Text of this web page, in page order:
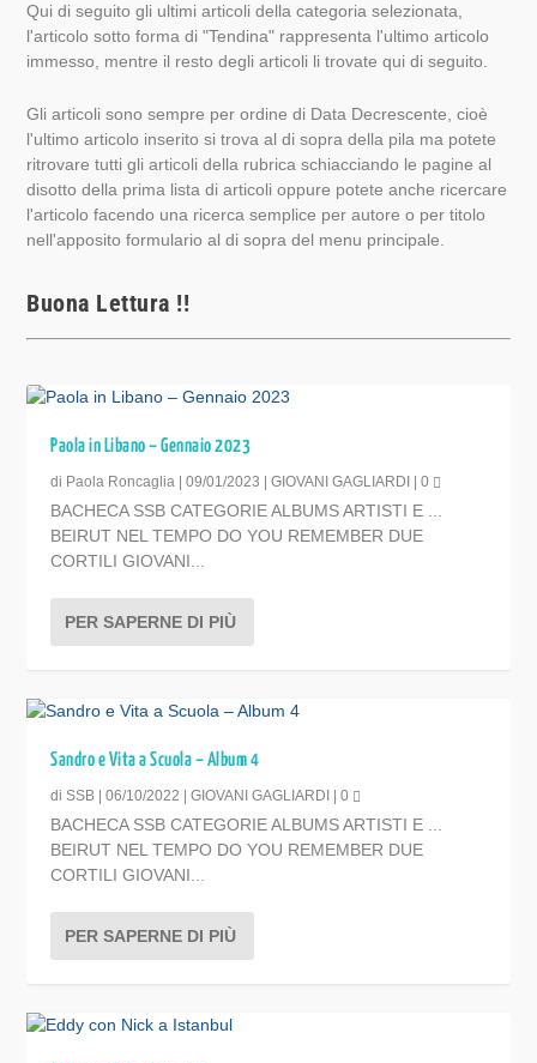
Qui di seguito gli ultimi articoli della categoria selezionata,
l'articolo sotto forma di "Tendina" rappresenta l'ultimo articolo
immesso, mentre il resto degli articoli li trovate qui di seguito.
Gli articoli sono sempre per ordine di Data Decrescente, cioè
l'ultimo articolo inserito si trova al di sopra della pila ma potete
ritrovare tutti gli articoli della rubrica schiacciando le pagine al
disotto della prima lista di articoli oppure potete anche ricercare
l'articolo facendo una ricerca semplice per autore o per titolo
nell'apposito formulario al di sopra del menu principale.
Buona Lettura !!
Paola in Libano – Gennaio 2023
di Paola Roncaglia |09/01/2023 |GIOVANI GAGLIARDI |0
BACHECA SSB CATEGORIE ALBUMS ARTISTI E ...
BEIRUT NEL TEMPO DO YOU REMEMBER DUE
CORTILI GIOVANI...
PER SAPERNE DI PIÙ
Sandro e Vita a Scuola – Album 4
diSSB |06/10/2022 |GIOVANI GAGLIARDI |0
BACHECA SSB CATEGORIE ALBUMS ARTISTI E ...
BEIRUT NEL TEMPO DO YOU REMEMBER DUE
CORTILI GIOVANI...
PER SAPERNE DI PIÙ